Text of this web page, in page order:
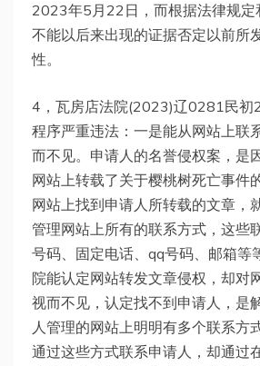
2023年5月22日，而根据法律规定
不能以后来出现的证据否定以前所
性。
4，瓦房店法院(2023)辽0281民初
程序严重违法：一是能从网站上联
而不见。申请人的名誉侵权案，是
网站上转载了关于樱桃树死亡事件
网站上找到申请人所转载的文章，
管理网站上所有的联系方式，这些
号码、固定电话、qq号码、邮箱等
院能认定网站转发文章侵权，却对
视而不见，认定找不到申请人，是
人管理的网站上明明有多个联系方
通过这些方式联系申请人，却通过